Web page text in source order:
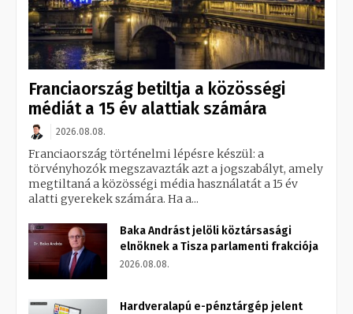
Franciaország betiltja a közösségi
médiát a 15 év alattiak számára
2026.08.08.
Franciaország történelmi lépésre készül: a
törvényhozók megszavazták azt a jogszabályt, amely
megtiltaná a közösségi média használatát a 15 év
alatti gyerekek számára. Ha a...
Baka Andrást jelöli köztársasági
elnöknek a Tisza parlamenti frakciója
2026.08.08.
Hardveralapú e-pénztárgép jelent